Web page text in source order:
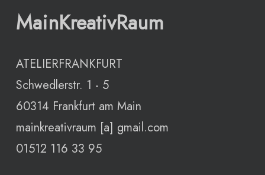
MainKreativRaum
ATELIERFRANKFURT
Schwedlerstr. 1 - 5
60314 Frankfurt am Main
mainkreativraum [a] gmail.com
01512 116 33 95